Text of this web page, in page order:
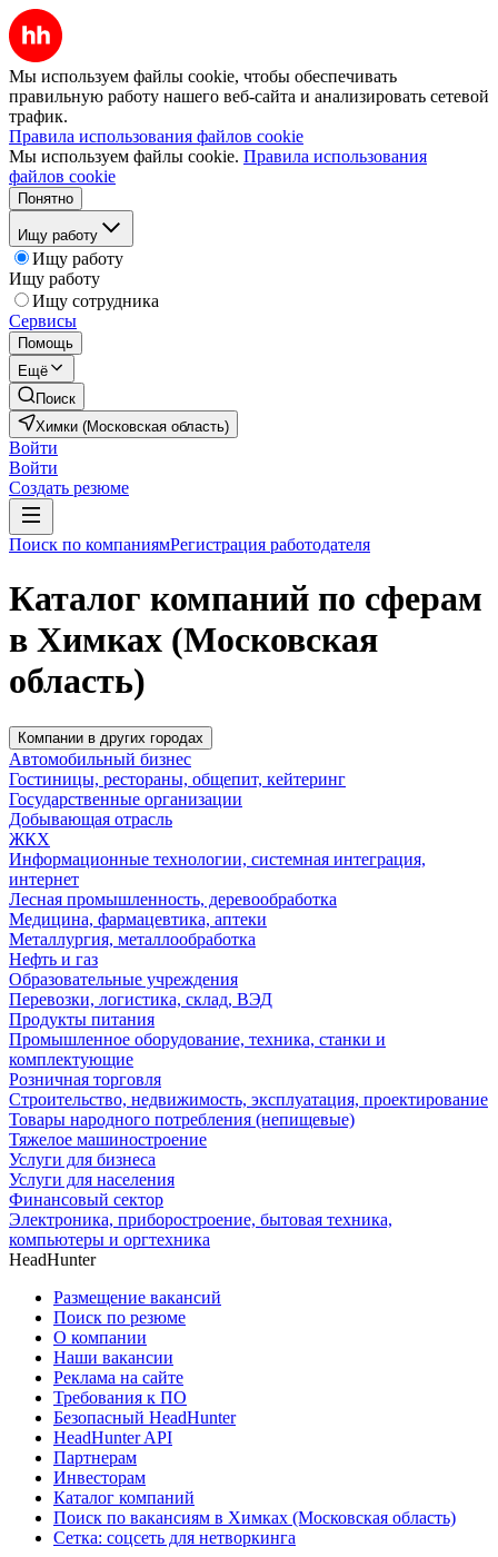
Мы используем файлы cookie, чтобы обеспечивать
правильную работу нашего веб-сайта и анализировать сетевой
трафик.
Правила использования файлов cookie
Мы используем файлы cookie. Правила использования
файлов cookie
Понятно
Ищу работу
Ищу работу
Ищу работу
Ищу сотрудника
Сервисы
Помощь
Ещё
Поиск
Химки (Московская область)
Войти
Войти
Создать резюме
Поиск по компаниямРегистрация работодателя
Каталог компаний по сферам
в Химках (Московская
область)
Компании в других городах
Автомобильный бизнес
Гостиницы, рестораны, общепит, кейтеринг
Государственные организации
Добывающая отрасль
ЖКХ
Информационные технологии, системная интеграция,
интернет
Лесная промышленность, деревообработка
Медицина, фармацевтика, аптеки
Металлургия, металлообработка
Нефть и газ
Образовательные учреждения
Перевозки, логистика, склад, ВЭД
Продукты питания
Промышленное оборудование, техника, станки и
комплектующие
Розничная торговля
Строительство, недвижимость, эксплуатация, проектирование
Товары народного потребления (непищевые)
Тяжелое машиностроение
Услуги для бизнеса
Услуги для населения
Финансовый сектор
Электроника, приборостроение, бытовая техника,
компьютеры и оргтехника
HeadHunter
Размещение вакансий
Поиск по резюме
О компании
Наши вакансии
Реклама на сайте
Требования к ПО
Безопасный HeadHunter
HeadHunter API
Партнерам
Инвесторам
Каталог компаний
Поиск по вакансиям в Химках (Московская область)
Сетка: соцсеть для нетворкинга